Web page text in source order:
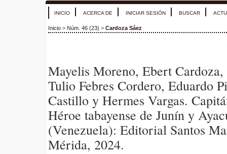
INICIO ACERCA DE INICIAR SESIÓN BUSCAR
Inicio > Núm. 46 (23) > Cardoza Sáez
Mayelis Moreno, Ebert
Tulio Febres Cordero, Eduardo
Castillo y Hermes Vargas.
Héroe tabayense de Junín y
(Venezuela): Editorial Santos
Mérida, 2024.